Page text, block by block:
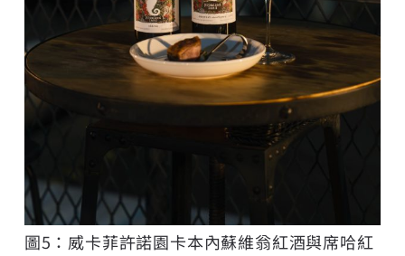
圖5：威卡菲許諾園卡本內蘇維翁紅酒與席哈紅